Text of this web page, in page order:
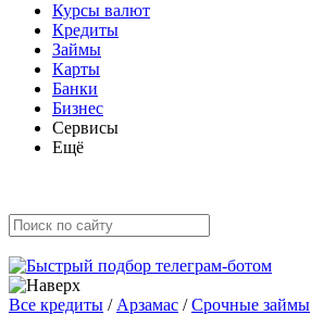
Курсы валют
Кредиты
Займы
Карты
Банки
Бизнес
Сервисы
Ещё
Все кредиты / Арзамас /Срочные займы